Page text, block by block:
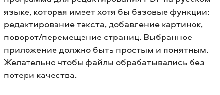
языке, которая имеет хотя бы базовые функции:
редактирование текста, добавление картинок,
поворот/перемещение страниц. Выбранное
приложение должно быть простым и понятным.
Желательно чтобы файлы обрабатывались без
потери качества.